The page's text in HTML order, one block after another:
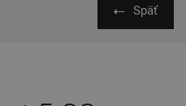
Späť